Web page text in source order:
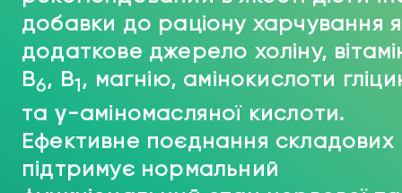
добавки до раціону харчування
додаткове джерело холіну,
В6, В1, магнію, амінокислоти
та γ-аміномасляної кислоти.
Ефективне поєднання складових
підтримує нормальний